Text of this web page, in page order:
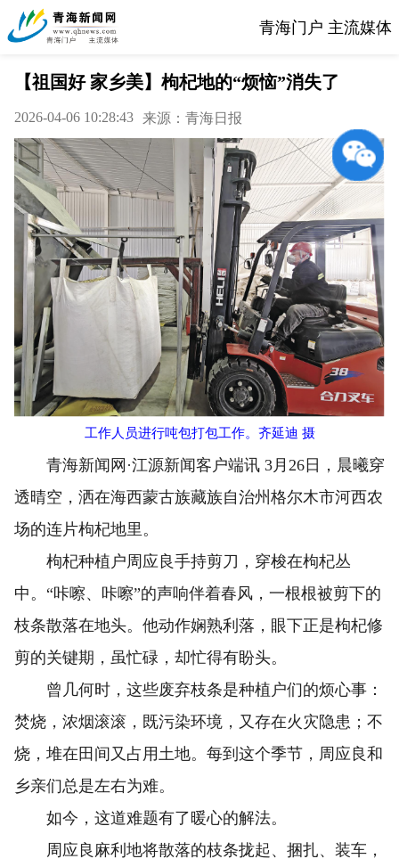
青海门户 主流媒体
【祖国好 家乡美】枸杞地的“烦恼”消失了
2026-04-06 10:28:43 来源：青海日报
工作人员进行吨包打包工作。齐延迪 摄
青海新闻网·江源新闻客户端讯 3月26日，晨曦穿
透晴空，洒在海西蒙古族藏族自治州格尔木市河西农
场的连片枸杞地里。
枸杞种植户周应良手持剪刀，穿梭在枸杞丛
中。“咔嚓、咔嚓”的声响伴着春风，一根根被剪下的
枝条散落在地头。他动作娴熟利落，眼下正是枸杞修
剪的关键期，虽忙碌，却忙得有盼头。
曾几何时，这些废弃枝条是种植户们的烦心事：
焚烧，浓烟滚滚，既污染环境，又存在火灾隐患；不
烧，堆在田间又占用土地。每到这个季节，周应良和
乡亲们总是左右为难。
如今，这道难题有了暖心的解法。
周应良麻利地将散落的枝条拢起、捆扎、装车，